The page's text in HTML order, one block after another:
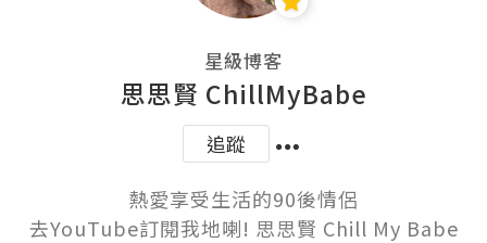
星級博客
思思賢 ChillMyBabe
追蹤
熱愛享受生活的90後情侶
去YouTube訂閱我地喇! 思思賢 Chill My Babe